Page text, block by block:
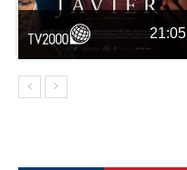
21:05